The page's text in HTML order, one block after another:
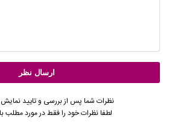
نظرات شما پس از بررسی و تایید
لطفا نظرات خود را فقط در مورد مطلب